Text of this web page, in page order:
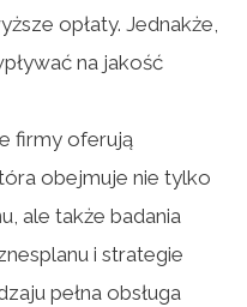
opłaty. Jednakże,
na jakość
firmy oferują
obejmuje nie tylko
ale także badania
i strategie
pełna obsługa